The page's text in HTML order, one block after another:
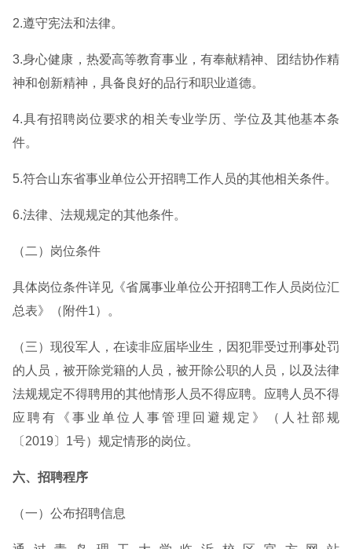
2.遵守宪法和法律。
3.身心健康，热爱高等教育事业，有奉献精神、团结协作精
神和创新精神，具备良好的品行和职业道德。
4.具有招聘岗位要求的相关专业学历、学位及其他基本条
件。
5.符合山东省事业单位公开招聘工作人员的其他相关条件。
6.法律、法规规定的其他条件。
（二）岗位条件
具体岗位条件详见《省属事业单位公开招聘工作人员岗位汇
总表》（附件1）。
（三）现役军人，在读非应届毕业生，因犯罪受过刑事处罚
的人员，被开除党籍的人员，被开除公职的人员，以及法律
法规规定不得聘用的其他情形人员不得应聘。应聘人员不得
应聘有《事业单位人事管理回避规定》（人社部规
〔2019〕1号）规定情形的岗位。
六、招聘程序
（一）公布招聘信息